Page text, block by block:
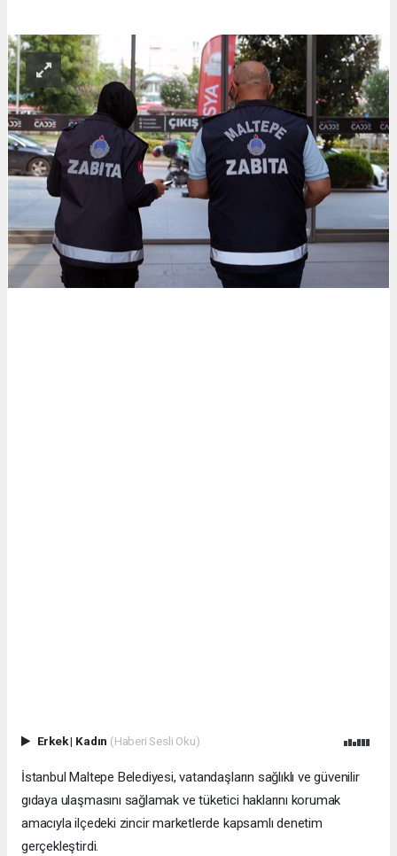
Erkek| Kadın (Haberi Sesli Oku)
İstanbul Maltepe Belediyesi, vatandaşların sağlıklı ve güvenilir
gıdaya ulaşmasını sağlamak ve tüketici haklarını korumak
amacıyla ilçedeki zincir marketlerde kapsamlı denetim
gerçekleştirdi.